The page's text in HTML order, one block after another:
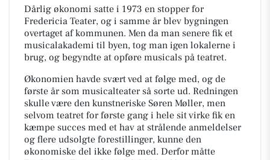
Dårlig økonomi satte i 1973 en stopper for
Fredericia Teater, og i samme år blev bygningen
overtaget af kommunen. Men da man senere fik et
musicalakademi til byen, tog man igen lokalerne i
brug, og begyndte at opføre musicals på teatret.
Økonomien havde svært ved at følge med, og de
første år som musicalteater så sorte ud. Redningen
skulle være den kunstneriske Søren Møller, men
selvom teatret for første gang i hele sit virke fik en
kæmpe succes med et hav at strålende anmeldelser
og flere udsolgte forestillinger, kunne den
økonomiske del ikke følge med. Derfor måtte